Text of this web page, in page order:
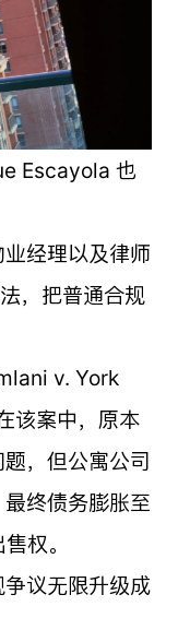
Escayola 也
经理以及律师
，把普通合规
v. York
该案中，原本
，但公寓公司
终债务膨胀至
权。
议无限升级成